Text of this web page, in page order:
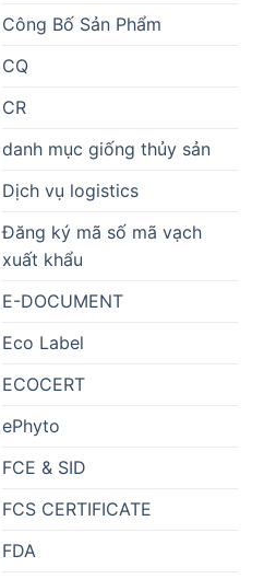
Công Bố Sản Phẩm
CQ
CR
danh mục giống thủy sản
Dịch vụ logistics
Đăng ký mã số mã vạch
xuất khẩu
E-DOCUMENT
Eco Label
ECOCERT
ePhyto
FCE & SID
FCS CERTIFICATE
FDA